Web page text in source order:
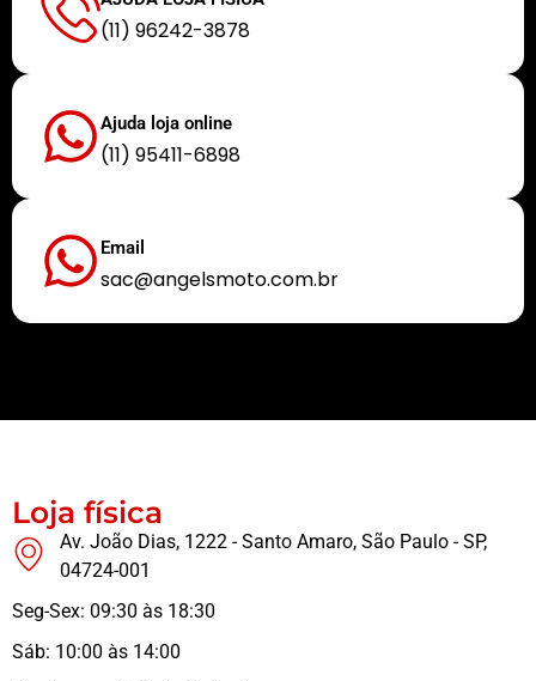
(11) 96242-3878
Ajuda loja online
(11) 95411-6898
Email
sac@angelsmoto.com.br
Loja física
Av. João Dias, 1222 - Santo Amaro, São Paulo - SP,
04724-001
Seg-Sex: 09:30 às 18:30
Sáb: 10:00 às 14:00